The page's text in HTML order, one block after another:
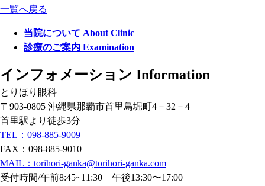
一覧へ戻る
当院について About Clinic
診療のご案内 Examination
インフォメーション Information
とりほり眼科
〒903-0805 沖縄県那覇市首里鳥堀町4－32－4
首里駅より徒歩3分
TEL：098-885-9009
FAX：098-885-9010
MAIL：torihori-ganka@torihori-ganka.com
受付時間/午前8:45~11:30 午後13:30〜17:00